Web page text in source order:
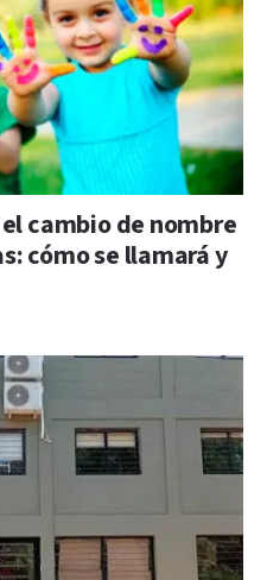
cambio de nombre
cómo se llamará y